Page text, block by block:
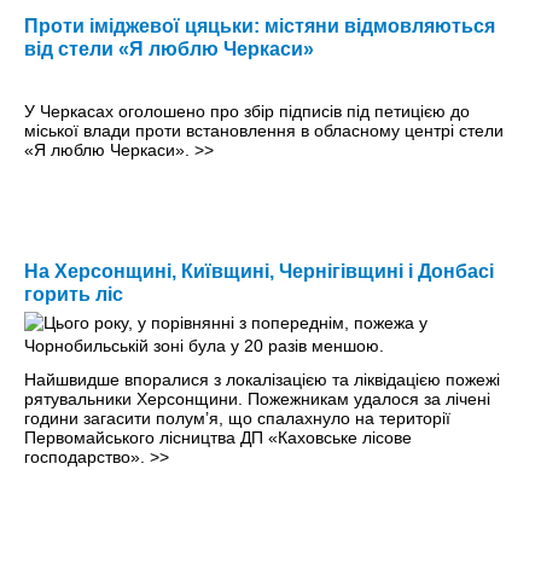
Проти іміджевої цяцьки: містяни відмовляються
від стели «Я люблю Черкаси»
У Черкасах оголошено про збір підписів під петицією до
міської влади проти встановлення в обласному центрі стели
«Я люблю Черкаси». >>
На Херсонщині, Київщині, Чернігівщині і Донбасі
горить ліс
Найшвидше впоралися з локалізацією та ліквідацією пожежі
рятувальники Херсонщини. Пожежникам удалося за лічені
години загасити полум’я, що спалахнуло на території
Первомайського лісництва ДП «Каховське лісове
господарство». >>